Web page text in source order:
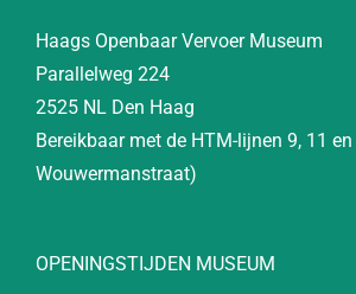
Haags Openbaar Vervoer Museum
Parallelweg 224
2525 NL Den Haag
Bereikbaar met de HTM-lijnen 9, 11
Wouwermanstraat)
OPENINGSTIJDEN MUSEUM